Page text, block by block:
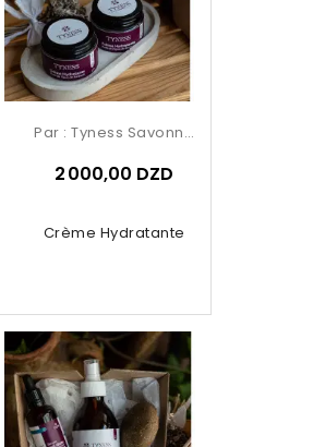
Crème Hydratante
Par : Tyness Savonnerie
2 000,00 DZD